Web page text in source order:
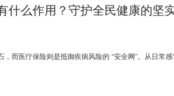
什么作用？守护全民健康的坚
，而医疗保险则是抵御疾病风险的 “安全网”。从日常